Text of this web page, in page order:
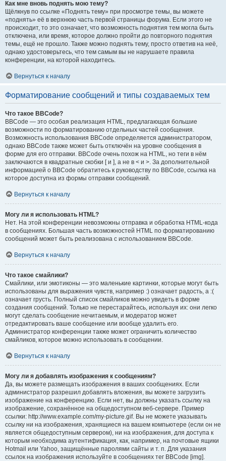
Как мне вновь поднять мою тему?
Щёлкнув по ссылке «Поднять тему» при просмотре темы, вы можете
«поднять» её в верхнюю часть первой страницы форума. Если этого не
происходит, то это означает, что возможность поднятия тем могла быть
отключена, или время, которое должно пройти до повторного поднятия
темы, ещё не прошло. Также можно поднять тему, просто ответив на неё,
однако удостоверьтесь, что тем самым вы не нарушаете правила
конференции, на которой находитесь.
Вернуться к началу
Форматирование сообщений и типы создаваемых тем
Что такое BBCode?
BBCode — это особая реализация HTML, предлагающая большие
возможности по форматированию отдельных частей сообщения.
Возможность использования BBCode определяется администратором,
однако BBCode также может быть отключён на уровне сообщения в
форме для его отправки. BBCode очень похож на HTML, но теги в нём
заключаются в квадратные скобки [ и ], а не в < и >. За дополнительной
информацией о BBCode обратитесь к руководству по BBCode, ссылка на
которое доступна из формы отправки сообщений.
Вернуться к началу
Могу ли я использовать HTML?
Нет. На этой конференции невозможны отправка и обработка HTML-кода
в сообщениях. Большая часть возможностей HTML по форматированию
сообщений может быть реализована с использованием BBCode.
Вернуться к началу
Что такое смайлики?
Смайлики, или эмотиконы — это маленькие картинки, которые могут быть
использованы для выражения чувств, например :) означает радость, а :(
означает грусть. Полный список смайликов можно увидеть в форме
создания сообщений. Только не перестарайтесь, используя их: они легко
могут сделать сообщение нечитаемым, и модератор может
отредактировать ваше сообщение или вообще удалить его.
Администратор конференции также может ограничить количество
смайликов, которое можно использовать в сообщении.
Вернуться к началу
Могу ли я добавлять изображения к сообщениям?
Да, вы можете размещать изображения в ваших сообщениях. Если
администратор разрешил добавлять вложения, вы можете загрузить
изображение на конференцию. Если нет, вы должны указать ссылку на
изображение, сохранённое на общедоступном веб-сервере. Пример
ссылки: http://www.example.com/my-picture.gif. Вы не можете указывать
ссылку ни на изображения, хранящиеся на вашем компьютере (если он не
является общедоступным сервером), ни на изображения, для доступа к
которым необходима аутентификация, как, например, на почтовые ящики
Hotmail или Yahoo, защищённые паролями сайты и т. п. Для указания
ссылок на изображения используйте в сообщениях тег BBCode [img].